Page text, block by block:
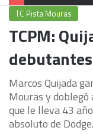
TC Pista Mouras
TCPM:
debutantes
Marcos Quijada
Mouras y doblegó
que le lleva 43
absoluto de Dodge.